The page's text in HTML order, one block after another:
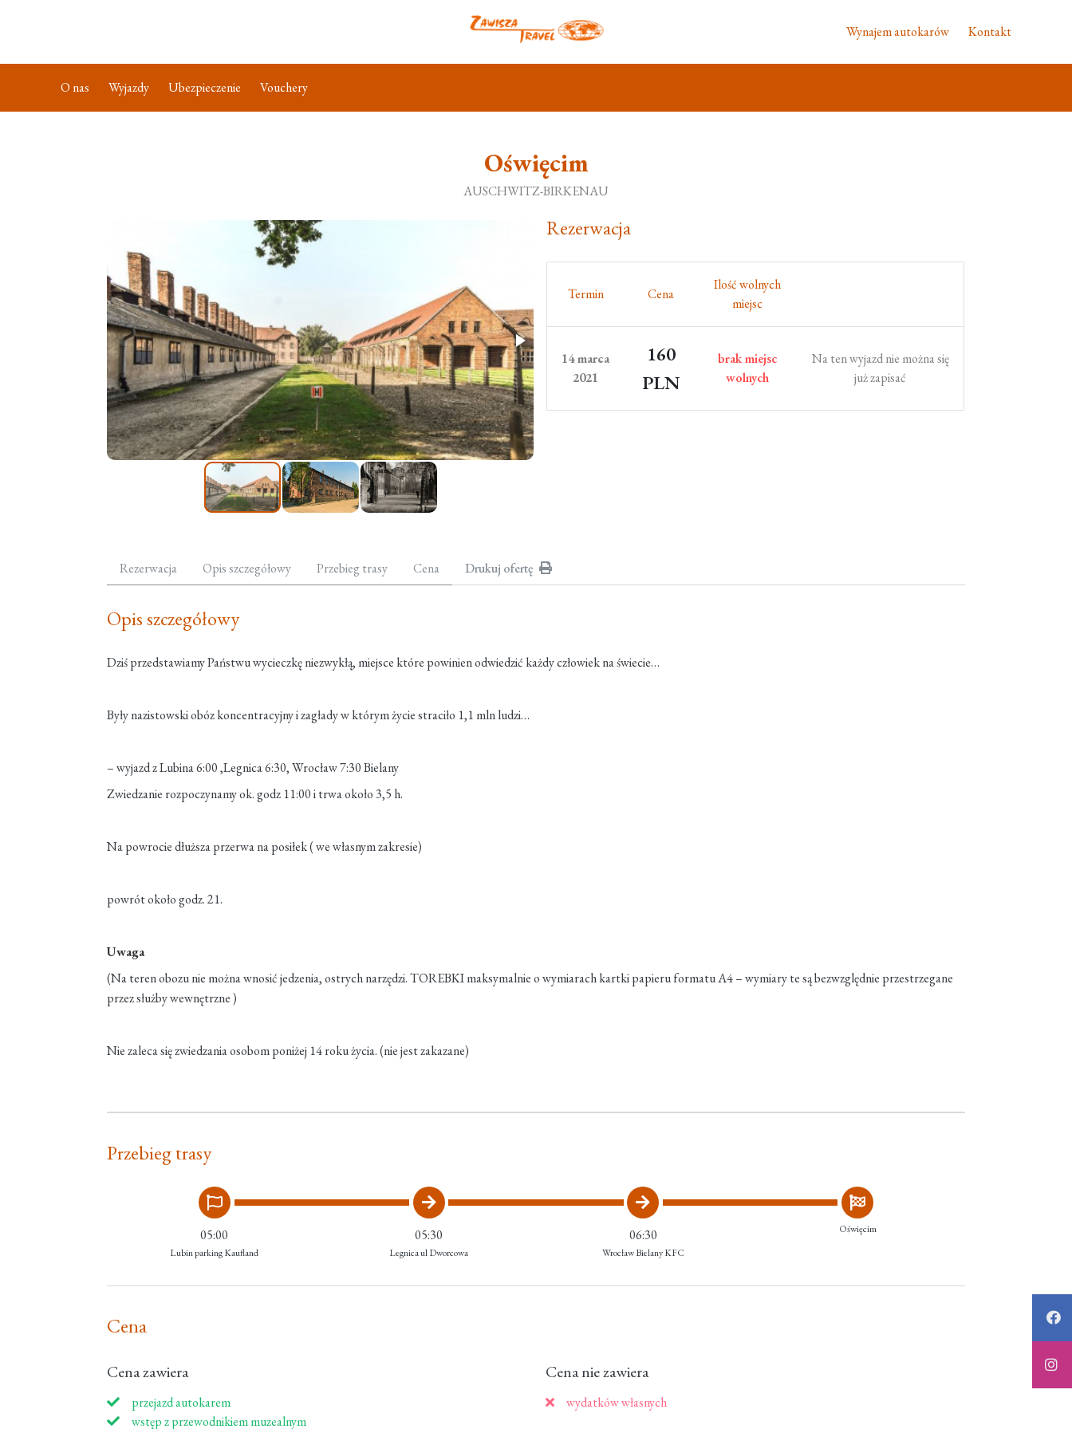
Wynajem autokarów Kontakt
O nas Wyjazdy Ubezpieczenie Vouchery
Oświęcim
AUSCHWITZ-BIRKENAU
Rezerwacja
Termin Cena
Ilość wolnych
miejsc
14 marca
2021
160
PLN
brak miejsc
wolnych
Na ten wyjazd nie można się
już zapisać
Rezerwacja Opis szczegółowy Przebieg trasy Cena Drukuj ofertę
Opis szczegółowy
Dziś przedstawiamy Państwu wycieczkę niezwykłą, miejsce które powinien odwiedzić każdy człowiek na świecie…
Były nazistowski obóz koncentracyjny i zagłady w którym życie straciło 1,1 mln ludzi…
– wyjazd z Lubina 6:00 ,Legnica 6:30, Wrocław 7:30 Bielany
Zwiedzanie rozpoczynamy ok. godz 11:00 i trwa około 3,5 h.
Na powrocie dłuższa przerwa na posiłek ( we własnym zakresie)
powrót około godz. 21.
Uwaga
(Na teren obozu nie można wnosić jedzenia, ostrych narzędzi. TOREBKI maksymalnie o wymiarach kartki papieru formatu A4 – wymiary te są bezwzględnie przestrzegane
przez służby wewnętrzne )
Nie zaleca się zwiedzania osobom poniżej 14 roku życia. (nie jest zakazane)
Przebieg trasy
05:00
Lubin parking Kaufland
05:30
Legnica ul Dworcowa
06:30
Wrocław Bielany KFC
Oświęcim
Cena
Cena zawiera
przejazd autokarem
wstęp z przewodnikiem muzealnym
Cena nie zawiera
wydatków własnych